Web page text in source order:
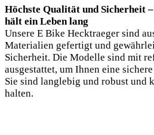
Höchste Qualität und Sicherheit
hält ein Leben lang
Unsere E Bike Hecktraeger sind
Materialien gefertigt und
Sicherheit. Die Modelle sind mit
ausgestattet, um Ihnen eine
Sie sind langlebig und robust und
halten.